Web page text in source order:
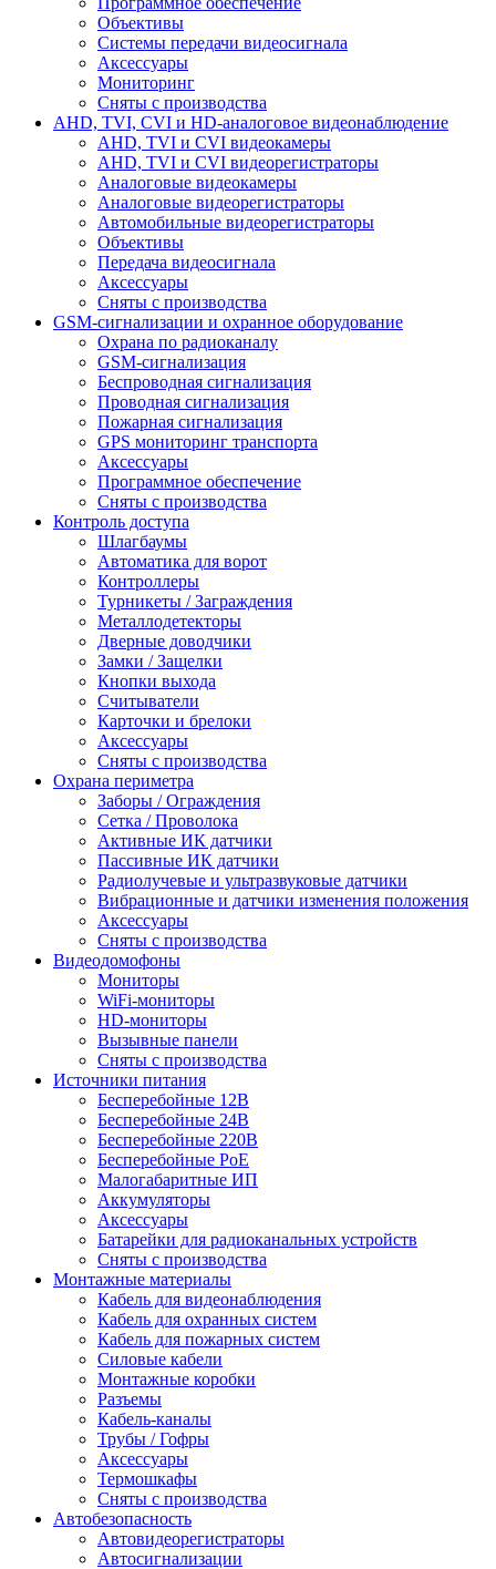
Объективы
Системы передачи видеосигнала
Аксессуары
Мониторинг
Сняты с производства
AHD, TVI, CVI и HD-аналоговое видеонаблюдение
AHD, TVI и CVI видеокамеры
AHD, TVI и CVI видеорегистраторы
Аналоговые видеокамеры
Аналоговые видеорегистраторы
Автомобильные видеорегистраторы
Объективы
Передача видеосигнала
Аксессуары
Сняты с производства
GSM-сигнализации и охранное оборудование
Охрана по радиоканалу
GSM-сигнализация
Беспроводная сигнализация
Проводная сигнализация
Пожарная сигнализация
GPS мониторинг транспорта
Аксессуары
Программное обеспечение
Сняты с производства
Контроль доступа
Шлагбаумы
Автоматика для ворот
Контроллеры
Турникеты / Заграждения
Металлодетекторы
Дверные доводчики
Замки / Защелки
Кнопки выхода
Считыватели
Карточки и брелоки
Аксессуары
Сняты с производства
Охрана периметра
Заборы / Ограждения
Сетка / Проволока
Активные ИК датчики
Пассивные ИК датчики
Радиолучевые и ультразвуковые датчики
Вибрационные и датчики изменения положения
Аксессуары
Сняты с производства
Видеодомофоны
Мониторы
WiFi-мониторы
HD-мониторы
Вызывные панели
Сняты с производства
Источники питания
Бесперебойные 12В
Бесперебойные 24В
Бесперебойные 220В
Бесперебойные PoE
Малогабаритные ИП
Аккумуляторы
Аксессуары
Батарейки для радиоканальных устройств
Сняты с производства
Монтажные материалы
Кабель для видеонаблюдения
Кабель для охранных систем
Кабель для пожарных систем
Силовые кабели
Монтажные коробки
Разъемы
Кабель-каналы
Трубы / Гофры
Аксессуары
Термошкафы
Сняты с производства
Автобезопасность
Автовидеорегистраторы
Автосигнализации